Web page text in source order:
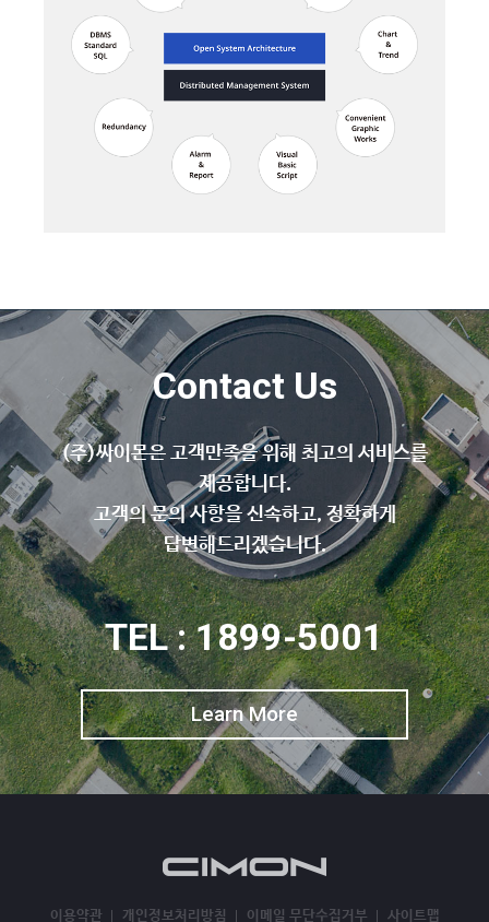
Contact Us
(주)싸이몬은 고객만족을 위해 최고의 서비스를
제공합니다.
고객의 문의 사항을 신속하고, 정확하게
답변해드리겠습니다.
TEL : 1899-5001
Learn More
이용약관 개인정보처리방침 이메일 무단수집거부 사이트맵